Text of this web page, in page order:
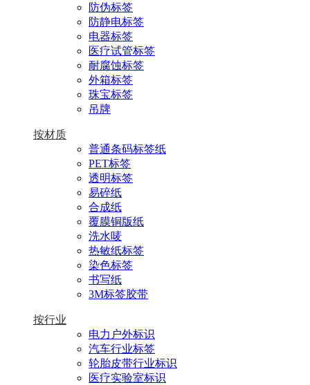
防伪标签
防静电标签
电器标签
医疗试管标签
耐腐蚀标签
外箱标签
珠宝标签
吊牌
按材质
普通条码标签纸
PET标签
透明标签
易碎纸
合成纸
覆膜铜版纸
洗水唛
热敏纸标签
染色标签
书写纸
3M标签胶带
按行业
电力户外标识
汽车行业标签
轮胎皮带行业标识
医疗实验室标识